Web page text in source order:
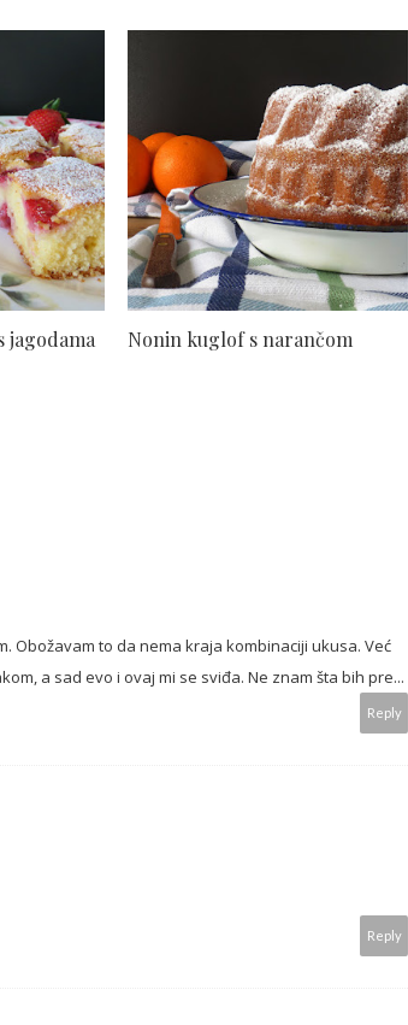
jagodama Nonin kuglof s narančom
Obožavam to da nema kraja kombinaciji ukusa. Već
a sad evo i ovaj mi se sviđa. Ne znam šta bih pre...
Reply
Reply